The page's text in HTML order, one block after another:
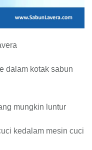
dalam kotak sabun
mungkin luntur
kedalam mesin cuci